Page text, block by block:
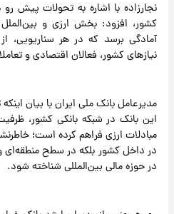
نجارزاده با اشاره به تحولات پیش
کشور، افزود: بخش ارزی و
آمادگی برسد که در هر سناریویی، از
نیازهای کشور، فعالان اقتصادی و
مدیرعامل بانک ملی ایران با بیان
این بانک در شبکه بانکی کشور،
مبادلات ارزی فراهم کرده است؛
در داخل کشور بلکه در سطح منطقه‌ای و
در حوزه مالی بین‌المللی شناخته شود.